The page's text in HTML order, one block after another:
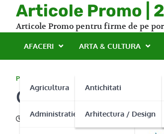
content
Articole Promo |
Articole Promo pentru firme de pe
AFACERI
Agricultura
Administratie Publica
ARTA & CULTURA
Antichitati
Arhitectura / Design
PROMO
Colectare
13/03/2015